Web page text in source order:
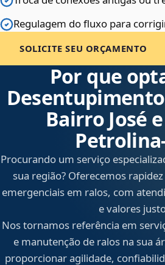
Regulagem do fluxo para
SOLICITE SEU ORÇAMENTO
Por que
Bairro José
Procurando um serviço
sua região? Oferecemos
emergenciais em ralos, com
e valores
Nos tornamos referência em
e manutenção de ralos na sua
proporcionar agilidade,